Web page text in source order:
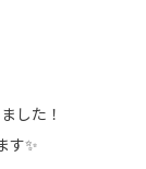
した！
す✨